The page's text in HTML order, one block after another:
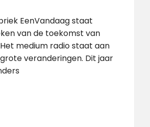
EenVandaag staat
van de toekomst van
medium radio staat aan
veranderingen. Dit jaar